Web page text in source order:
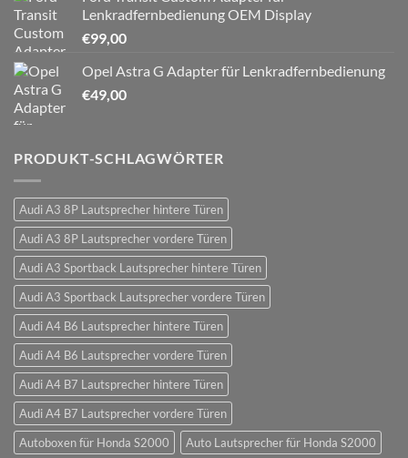
Lenkradfernbedienung OEM Display
€99,00
Opel Astra G Adapter für Lenkradfernbedienung
€49,00
PRODUKT-SCHLAGWÖRTER
Audi A3 8P Lautsprecher hintere Türen
Audi A3 8P Lautsprecher vordere Türen
Audi A3 Sportback Lautsprecher hintere Türen
Audi A3 Sportback Lautsprecher vordere Türen
Audi A4 B6 Lautsprecher hintere Türen
Audi A4 B6 Lautsprecher vordere Türen
Audi A4 B7 Lautsprecher hintere Türen
Audi A4 B7 Lautsprecher vordere Türen
Autoboxen für Honda S2000
Auto Lautsprecher für Honda S2000